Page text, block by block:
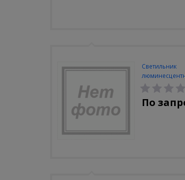
Светильник
Navigator NEL-
840/WH
По